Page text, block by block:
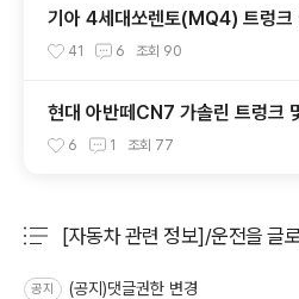
기아 4세대쏘렌토(MQ4) 트렁크
터(적재함 크기,길이,높이,너비)
41 6 조회 90
현대 아반떼CN7 가솔린 트렁크
실측 결과
6 1 조회 77
[자동차 관련 정보]/운전을 글
공지 (공지)댓글권한 변경